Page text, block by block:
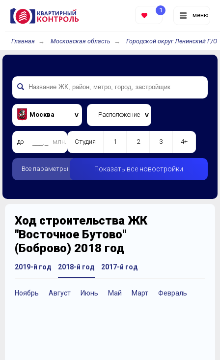
меню
1
Главная Московская область Городской округ Ленинский Г/О
Москва Расположение
до млн. Студия 1 2 3 4+
Все параметры Показать все новостройки
Ход строительства ЖК
"Восточное Бутово"
(Боброво) 2018 год
2019-й год 2018-й год
Ноябрь Август Июнь Май Март Февраль
2017-й год